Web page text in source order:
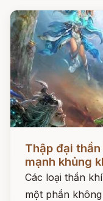
Thập đại
mạnh khủng
Các loại thần
một phần